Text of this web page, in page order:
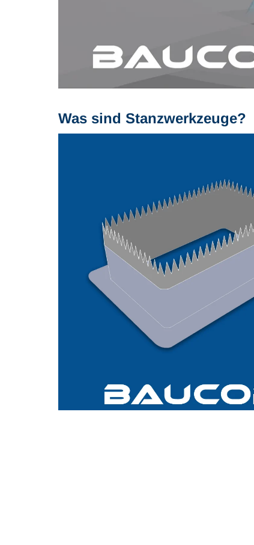
Was sind Stanzwerkzeuge?